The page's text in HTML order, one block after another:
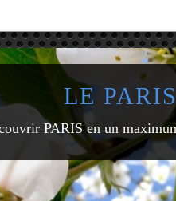
LE
PARIS en un